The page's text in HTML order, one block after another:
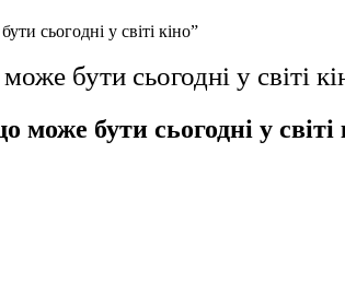
сьогодні у світі кіно”
бути сьогодні у світі
бути сьогодні у світі